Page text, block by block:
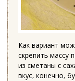
Как вариант
скрепить массу
из сметаны с
вкус, конечно,